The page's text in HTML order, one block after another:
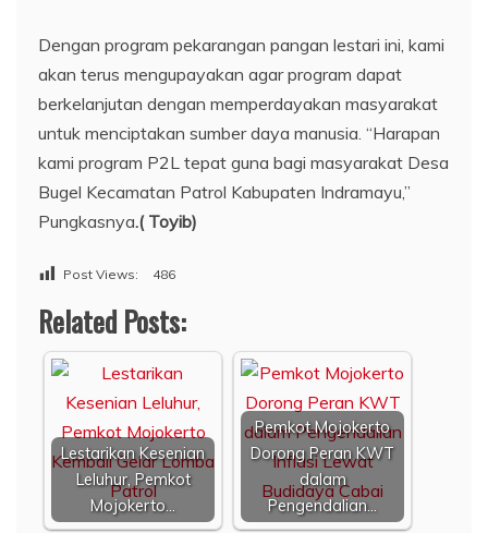
Dengan program pekarangan pangan lestari ini, kami
akan terus mengupayakan agar program dapat
berkelanjutan dengan memperdayakan masyarakat
untuk menciptakan sumber daya manusia. “Harapan
kami program P2L tepat guna bagi masyarakat Desa
Bugel Kecamatan Patrol Kabupaten Indramayu,”
Pungkasnya.( Toyib)
Post Views: 486
Related Posts:
Lestarikan Kesenian
Leluhur, Pemkot
Mojokerto…
Pemkot Mojokerto
Dorong Peran KWT
dalam
Pengendalian…